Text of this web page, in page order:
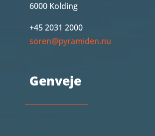
6000 Kolding
+45 2031 2000
soren@pyramiden.nu
Genveje